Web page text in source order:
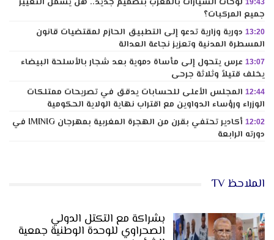
19:43
جميع المركبات؟
13:20 دورية وزارية تدعو إلى التطبيق الحازم لمقتضيات قانون
المسطرة المدنية وتعزيز نجاعة العدالة
13:07 عرس يتحول إلى مأساة دموية بعد شجار بالأسلحة البيضاء
يخلف قتيلاً وثلاثة جرحى
12:44 المجلس الأعلى للحسابات يدقق في تصريحات ممتلكات
الوزراء ورؤساء الدواوين مع اقتراب نهاية الولاية الحكومية
12:02
أكادير تحتفي بقرن من الهجرة المغربية بمهرجان IMINIG في
دورته الرابعة
الملاحظ TV
بشراكة مع التكتل الدولي
الصحراوي للوحدة الوطنية جمعية